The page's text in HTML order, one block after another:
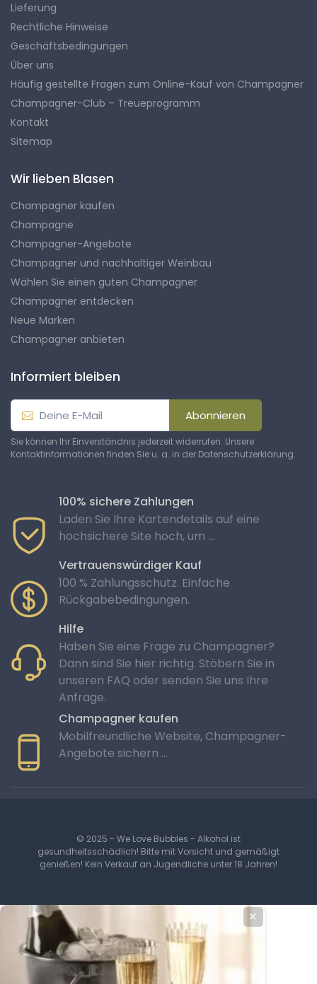
Lieferung
Rechtliche Hinweise
Geschäftsbedingungen
Über uns
Häufig gestellte Fragen zum Online-Kauf von Champagner
Champagner-Club – Treueprogramm
Kontakt
Sitemap
Wir lieben Blasen
Champagner kaufen
Champagne
Champagner-Angebote
Champagner und nachhaltiger Weinbau
Wählen Sie einen guten Champagner
Champagner entdecken
Neue Marken
Champagner anbieten
Informiert bleiben
Abonnieren
Sie können Ihr Einverständnis jederzeit widerrufen. Unsere
Kontaktinformationen finden Sie u. a. in der Datenschutzerklärung.
100% sichere Zahlungen
Laden Sie Ihre Kartendetails auf eine
hochsichere Site hoch, um ...
Vertrauenswürdiger Kauf
100 % Zahlungsschutz. Einfache
Rückgabebedingungen.
Hilfe
Haben Sie eine Frage zu Champagner?
Dann sind Sie hier richtig. Stöbern Sie in
unseren FAQ oder senden Sie uns Ihre
Anfrage.
Champagner kaufen
Mobilfreundliche Website, Champagner-
Angebote sichern …
© 2025 - We Love Bubbles - Alkohol ist
gesundheitsschädlich! Bitte mit Vorsicht und gemäßigt
genießen! Kein Verkauf an Jugendliche unter 18 Jahren!
✕